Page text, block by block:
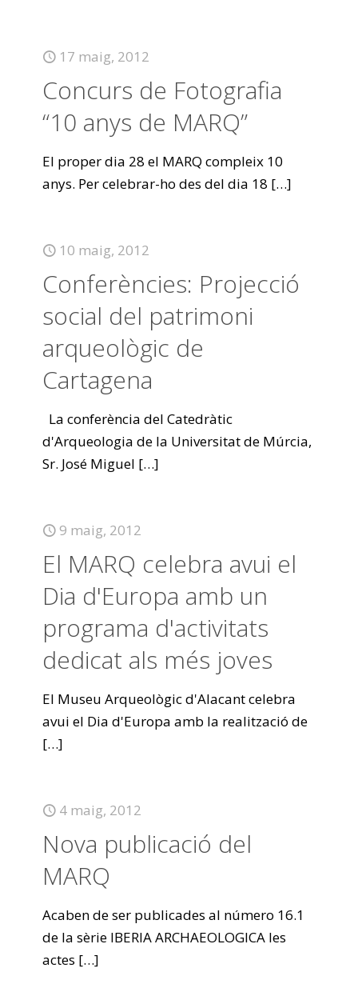
17 maig, 2012
Concurs de Fotografia
“10 anys de MARQ”
El proper dia 28 el MARQ compleix 10
anys. Per celebrar-ho des del dia 18 […]
10 maig, 2012
Conferències: Projecció
social del patrimoni
arqueològic de
Cartagena
La conferència del Catedràtic
d'Arqueologia de la Universitat de Múrcia,
Sr. José Miguel […]
9 maig, 2012
El MARQ celebra avui el
Dia d'Europa amb un
programa d'activitats
dedicat als més joves
El Museu Arqueològic d'Alacant celebra
avui el Dia d'Europa amb la realització de
[…]
4 maig, 2012
Nova publicació del
MARQ
Acaben de ser publicades al número 16.1
de la sèrie IBERIA ARCHAEOLOGICA les
actes […]